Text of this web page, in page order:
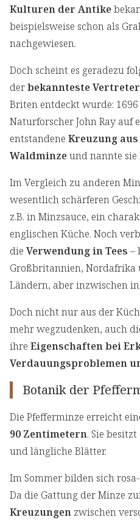
Kulturen der Antike
beispielsweise schon als
nachgewiesen.
Doch scheint es geradezu
derbekannteste
Briten entdeckt wurde:
Naturforscher John Ray auf
entstandene Kreuzung
Waldminzeund nannte sie
Im Vergleich zu anderen
wesentlich schärferen
z.B. in Minzsauce, ein
englischen Küche. Noch
die Verwendung in Tees –
Großbritannien, Nordafrika
Ländern, aber inzwischen
Doch nicht nur aus der
mehr wegzudenken, auch
ihre Eigenschaften bei
Verdauungsproblemen
Botanik der
Die Pfefferminze erreicht
90 Zentimetern. Sie
und längliche Blätter.
Im Sommer bilden sich
Da die Gattung der Minze
Kreuzungen zwischen